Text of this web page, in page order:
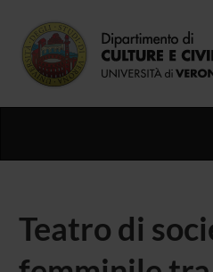
Teatro di